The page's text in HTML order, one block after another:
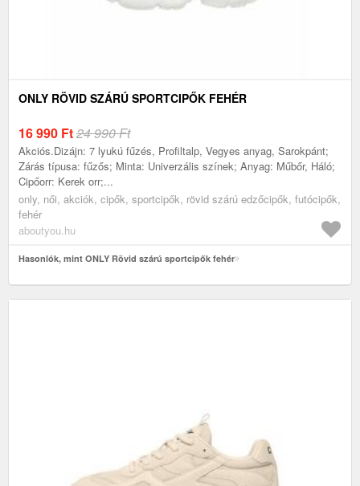
ONLY RÖVID SZÁRÚ SPORTCIPŐK FEHÉR
16 990 Ft24 990 Ft
Akciós.Dizájn: 7 lyukú fűzés, Profiltalp, Vegyes anyag, Sarokpánt;
Zárás típusa: fűzős; Minta: Univerzális színek; Anyag: Műbőr, Háló;
Cipőorr: Kerek orr;...
only, női, akciók, cipők, sportcipők, rövid szárú edzőcipők, futócipők,
fehér
aboutyou.hu
Hasonlók, mint ONLY Rövid szárú sportcipők fehér